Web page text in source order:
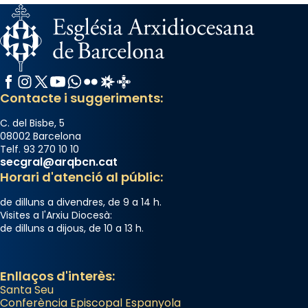
«Si vols saber què és calor, ves per les
Santes a Mataró»🥵.
Photo
View on Facebook Share
Facebook
Instagram
X / Twitter
YouTube
WhatsApp
FlickrRadio Estel
Catalunya Cristiana
Contacte i suggeriments:
C. del Bisbe, 5
08002 Barcelona
Telf. 93 270 10 10
secgral@arqbcn.cat
Horari d'atenció al públic:
de dilluns a divendres, de 9 a 14 h.
Visites a l'Arxiu Diocesà:
de dilluns a dijous, de 10 a 13 h.
Enllaços d'interès:
Santa Seu
Conferència Episcopal Espanyola